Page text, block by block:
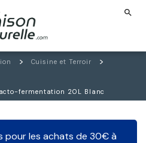
search
Cuisine et Terroir
fermentation 20L Blanc
pour les achats de 30€ à